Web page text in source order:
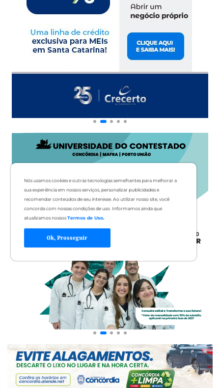
Nós usamos cookies e outras tecnologias semelhantes para melhorar a
sua experiência em nossos serviços, personalizar publicidades e
recomendar conteúdos de seu interesse. Ao utilizar nosso site, você
concorda com nossas condições de uso. Informamos ainda que
atualizamos nossosTermos de Uso.
Ok, Prosseguir